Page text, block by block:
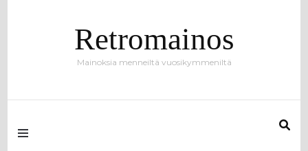
Retromainos
Mainoksia menneiltä vuosikymmeniltä